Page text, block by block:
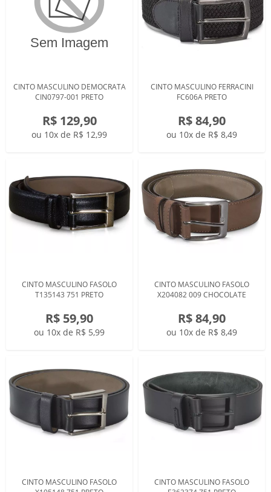
CINTO MASCULINO DEMOCRATA
CIN0797-001 PRETO
R$ 129,90
ou 10x de R$ 12,99
CINTO MASCULINO FERRACINI
FC606A PRETO
R$ 84,90
ou 10x de R$ 8,49
CINTO MASCULINO FASOLO
T135143 751 PRETO
R$ 59,90
ou 10x de R$ 5,99
CINTO MASCULINO FASOLO
X204082 009 CHOCOLATE
R$ 84,90
ou 10x de R$ 8,49
CINTO MASCULINO FASOLO
CINTO MASCULINO FASOLO